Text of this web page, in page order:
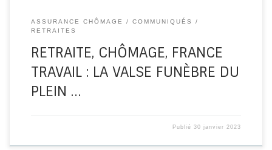
ASSURANCE CHÔMAGE
COMMUNIQUÉS
RETRAITES
RETRAITE, CHÔMAGE, FRANCE
TRAVAIL : LA VALSE FUNÈBRE DU
PLEIN …
Publié30 janvier 2023